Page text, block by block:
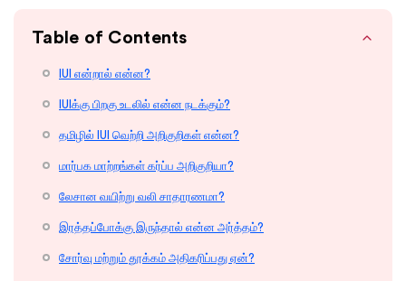
Table of Contents
IUI என்றால் என்ன?
IUIக்கு பிறகு உடலில் என்ன நடக்கும்?
தமிழில் IUI வெற்றி அறிகுறிகள் என்ன?
மார்பக மாற்றங்கள் கர்ப்ப அறிகுறியா?
லேசான வயிற்று வலி சாதாரணமா?
இரத்தப்போக்கு இருந்தால் என்ன அர்த்தம்?
சோர்வு மற்றும் தூக்கம் அதிகரிப்பது ஏன்?